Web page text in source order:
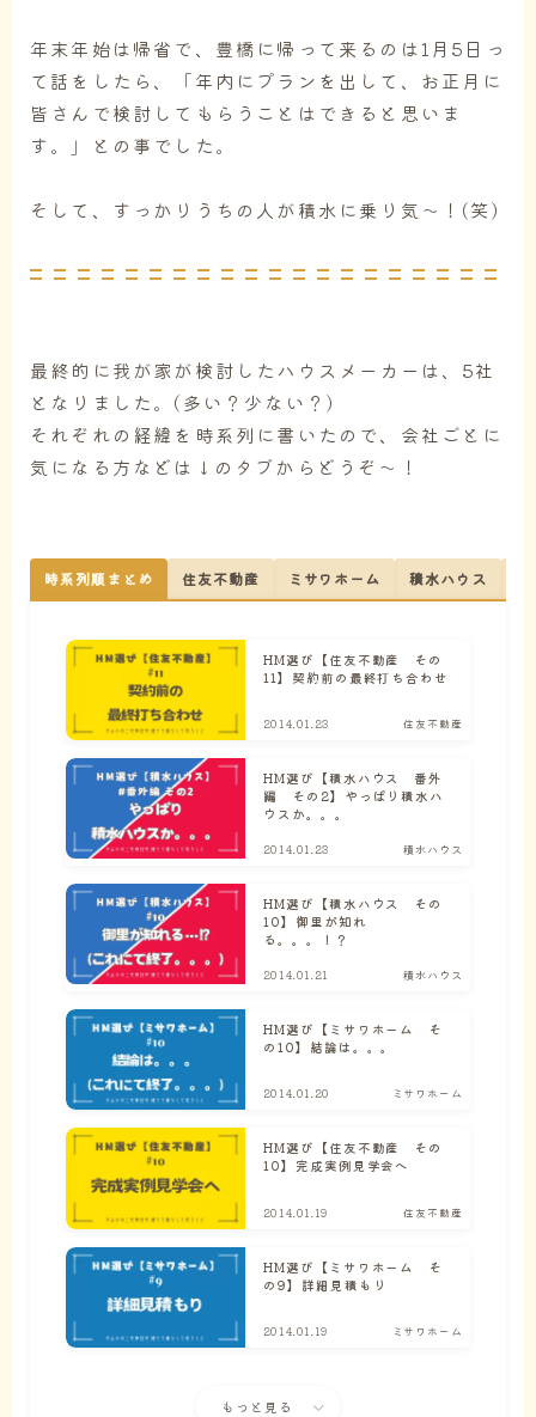
年末年始は帰省で、豊橋に帰って来るのは1月5日っ
て話をしたら、「年内にプランを出して、お正月に
皆さんで検討してもらうことはできると思いま
す。」との事でした。
そして、すっかりうちの人が積水に乗り気～！(笑)
最終的に我が家が検討したハウスメーカーは、5社
となりました。(多い？少ない？)
それぞれの経緯を時系列に書いたので、会社ごとに
気になる方などは↓のタブからどうぞ～！
時系列順まとめ 住友不動産 ミサワホーム 積水ハウス
HM選び【住友不動産 その
11】契約前の最終打ち合わせ
2014.01.23 住友不動産
HM選び【積水ハウス 番外
編 その2】やっぱり積水ハ
ウスか。。。
2014.01.23 積水ハウス
HM選び【積水ハウス その
10】御里が知れ
る。。。！？
2014.01.21 積水ハウス
HM選び【ミサワホーム そ
の10】結論は。。。
2014.01.20 ミサワホーム
HM選び【住友不動産 その
10】完成実例見学会へ
2014.01.19 住友不動産
HM選び【ミサワホーム そ
の9】詳細見積もり
2014.01.19 ミサワホーム
もっと見る